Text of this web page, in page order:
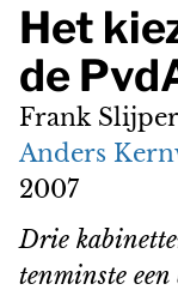
Het
de
Frank
Anders
2007
Drie
tenminste